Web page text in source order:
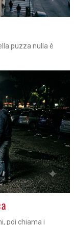
puzza nulla è
poi chiama i